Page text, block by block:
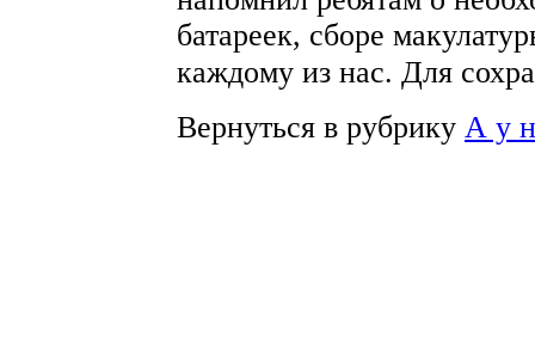
батареек, сборе
каждому из нас. Для
Вернуться в рубрику А у